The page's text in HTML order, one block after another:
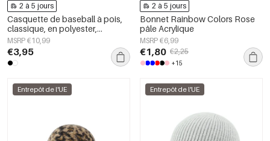
2 à 5 jours
Casquette de baseball à pois,
classique, en polyester,
accessoire du quotidien
MSRP €10,99
€3,95
2 à 5 jours
Bonnet Rainbow Colors Rose
pâle Acrylique
MSRP €6,99
€1,80 €2,25
+15
Entrepôt de l'UE Entrepôt de l'UE